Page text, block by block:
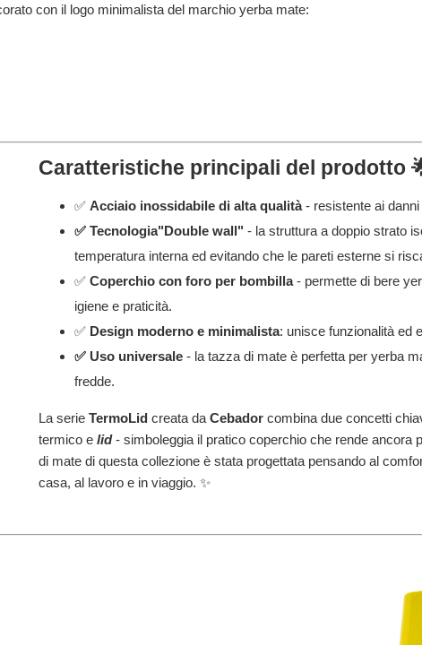
con il logo minimalista del marchio yerba mate:
Caratteristiche principali del prodotto
✅ Acciaio inossidabile di alta qualità- resistente ai danni
✅ Tecnologia"Double wall" - la struttura a doppio strato
temperatura interna ed evitando che le pareti esterne si
✅ Coperchio con foro per bombilla- permette di bere
igiene e praticità.
✅ Design moderno e minimalista: unisce funzionalità ed
✅ Uso universale- la tazza di mate è perfetta per yerba
fredde.
La serie TermoLidcreata da Cebadorcombina due concetti
termico e lid- simboleggia il pratico coperchio che rende ancora
di mate di questa collezione è stata progettata pensando al
casa, al lavoro e in viaggio. ✨